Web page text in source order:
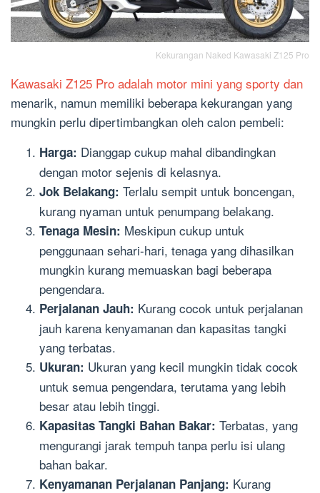
Kekurangan Naked Kawasaki Z125 Pro
Kawasaki Z125 Pro adalah motor mini yang sporty dan
menarik, namun memiliki beberapa kekurangan yang
mungkin perlu dipertimbangkan oleh calon pembeli:
Harga: Dianggap cukup mahal dibandingkan
dengan motor sejenis di kelasnya.
Jok Belakang: Terlalu sempit untuk boncengan,
kurang nyaman untuk penumpang belakang.
Tenaga Mesin: Meskipun cukup untuk
penggunaan sehari-hari, tenaga yang dihasilkan
mungkin kurang memuaskan bagi beberapa
pengendara.
Perjalanan Jauh: Kurang cocok untuk perjalanan
jauh karena kenyamanan dan kapasitas tangki
yang terbatas.
Ukuran: Ukuran yang kecil mungkin tidak cocok
untuk semua pengendara, terutama yang lebih
besar atau lebih tinggi.
Kapasitas Tangki Bahan Bakar: Terbatas, yang
mengurangi jarak tempuh tanpa perlu isi ulang
bahan bakar.
Kenyamanan Perjalanan Panjang: Kurang